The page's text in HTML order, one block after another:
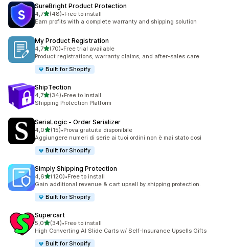
SureBright Product Protection
4,7stelle su 5
(48)
48 recensioni totali
•Free to install
Earn profits with a complete warranty and shipping solution
My Product Registration
4,7stelle su 5
(70)
70 recensioni totali
•Free trial available
Product registrations, warranty claims, and after-sales care
Built for Shopify
ShipTection
4,7stelle su 5
(34)
34 recensioni totali
•Free to install
Shipping Protection Platform
SeriaLogic ‑ Order Serializer
4,0stelle su 5
(15)
15 recensioni totali
•Prova gratuita disponibile
Aggiungere numeri di serie ai tuoi ordini non è mai stato così
Built for Shopify
Simply Shipping Protection
4,6stelle su 5
(120)
120 recensioni totali
•Free to install
Gain additional revenue & cart upsell by shipping protection.
Built for Shopify
Supercart
5,0stelle su 5
(34)
34 recensioni totali
•Free to install
High Converting AI Slide Carts w/ Self-Insurance Upsells Gifts
Built for Shopify